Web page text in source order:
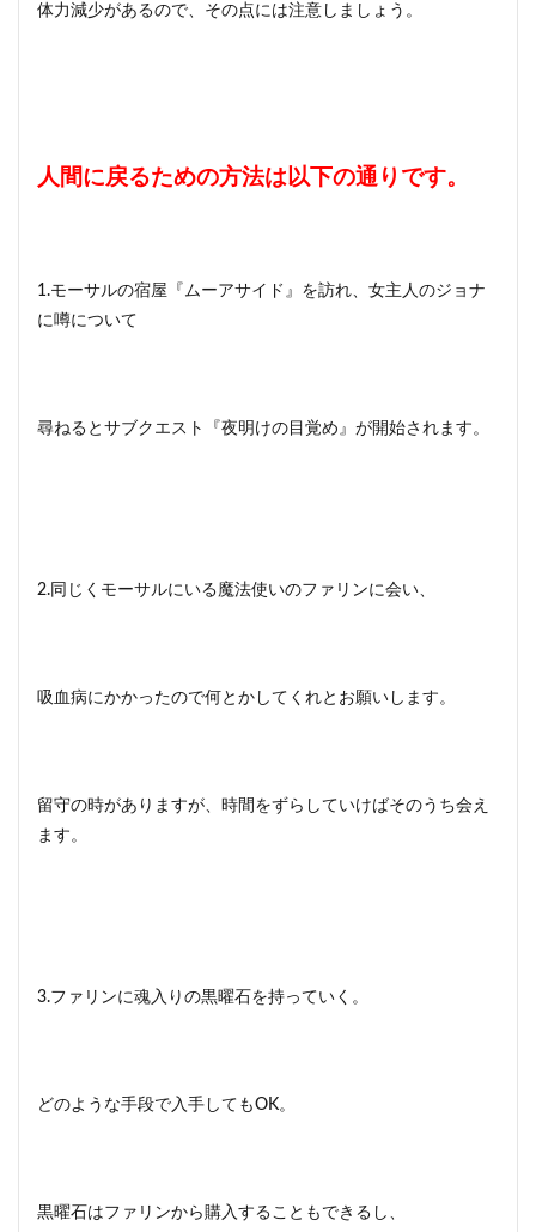
体力減少があるので、その点には注意しましょう。
人間に戻るための方法は以下の通りです。
1.モーサルの宿屋『ムーアサイド』を訪れ、女主人のジョナ
に噂について
尋ねるとサブクエスト『夜明けの目覚め』が開始されます。
2.同じくモーサルにいる魔法使いのファリンに会い、
吸血病にかかったので何とかしてくれとお願いします。
留守の時がありますが、時間をずらしていけばそのうち会え
ます。
3.ファリンに魂入りの黒曜石を持っていく。
どのような手段で入手してもOK。
黒曜石はファリンから購入することもできるし、